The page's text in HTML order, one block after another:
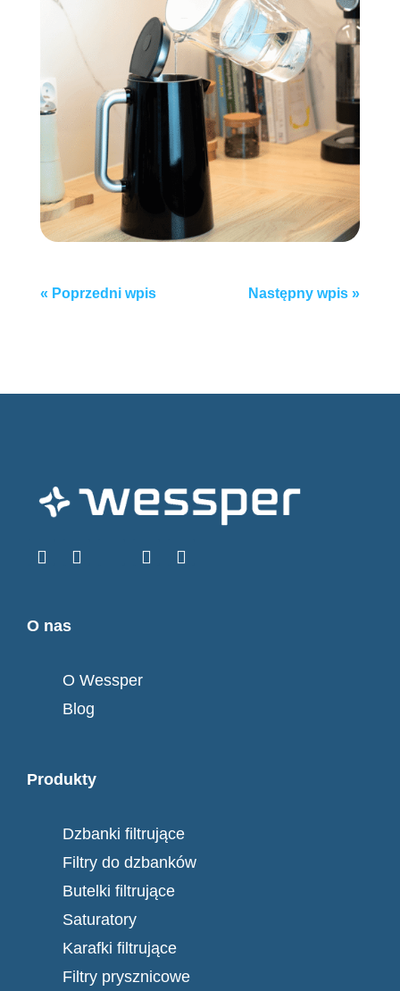
Post
« Poprzedni wpis Następny wpis»
O nas
O Wessper
Blog
Produkty
Dzbanki filtrujące
Filtry do dzbanków
Butelki filtrujące
Saturatory
Karafki filtrujące
Filtry prysznicowe